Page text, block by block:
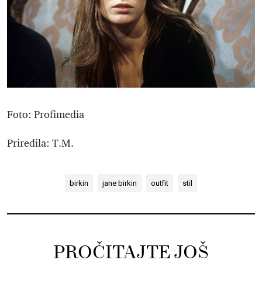
Foto: Profimedia
Priredila: T.M.
birkin jane birkin outfit stil
PROČITAJTE JOŠ